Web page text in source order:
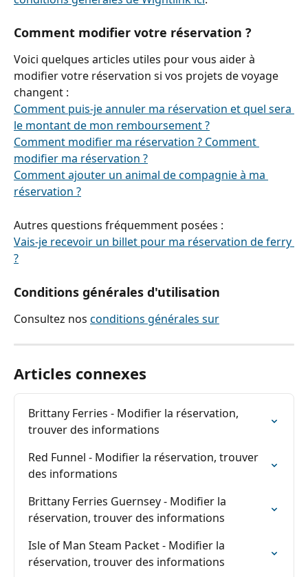
Comment modifier votre réservation ?
Voici quelques articles utiles pour vous aider à
modifier votre réservation si vos projets de voyage
changent :
Comment puis-je annuler ma réservation et quel sera
le montant de mon remboursement ?
Comment modifier ma réservation ? Comment
modifier ma réservation ?
Comment ajouter un animal de compagnie à ma
réservation ?
Autres questions fréquemment posées :
Vais-je recevoir un billet pour ma réservation de ferry
?
Conditions générales d'utilisation
Consultez nos conditions générales sur
Articles connexes
Brittany Ferries - Modifier la réservation,
trouver des informations
Red Funnel - Modifier la réservation, trouver
des informations
Brittany Ferries Guernsey - Modifier la
réservation, trouver des informations
Isle of Man Steam Packet - Modifier la
réservation, trouver des informations